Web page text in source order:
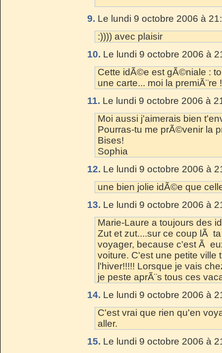
9. Le lundi 9 octobre 2006 à
:)))) avec plaisir
10. Le lundi 9 octobre 2006 à
Cette idÃ©e est gÃ©niale :
une carte... moi la premiÃ¨re
11. Le lundi 9 octobre 2006 à
Moi aussi j'aimerais bien
Pourras-tu me prÃ©venir la
Bises!
Sophia
12. Le lundi 9 octobre 2006 à
une bien jolie idÃ©e que
13. Le lundi 9 octobre 2006 à
Marie-Laure a toujours des
Zut et zut....sur ce coup lÃ
voyager, because c'est Ã
voiture. C'est une petite ville
l'hiver!!!!! Lorsque je vais
je peste aprÃ¨s tous ces
14. Le lundi 9 octobre 2006 à
C'est vrai que rien qu'en
aller.
15. Le lundi 9 octobre 2006 à